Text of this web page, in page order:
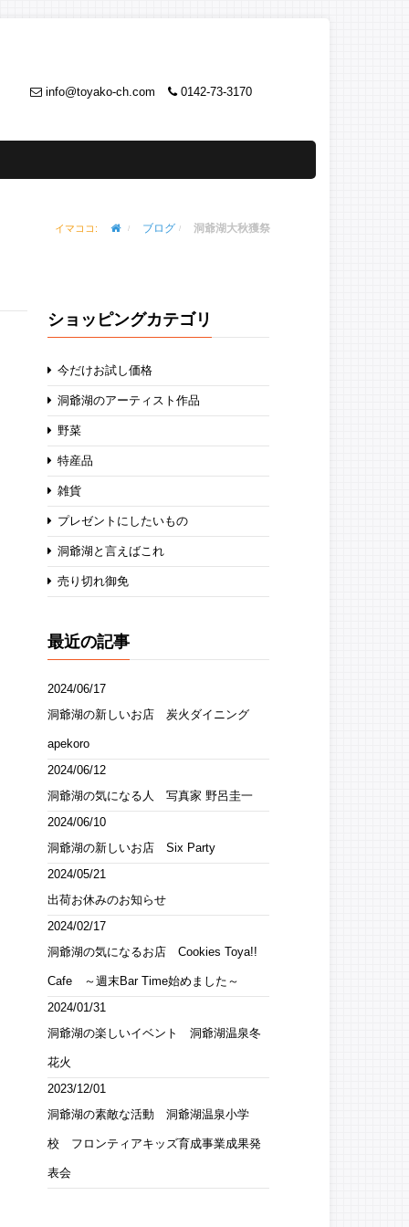
info@toyako-ch.com 0142-73-3170
イマココ: ブログ 洞爺湖大秋獲祭
ショッピングカテゴリ
今だけお試し価格
洞爺湖のアーティスト作品
野菜
特産品
雑貨
プレゼントにしたいもの
洞爺湖と言えばこれ
売り切れ御免
最近の記事
2024/06/17
洞爺湖の新しいお店 炭火ダイニング
apekoro
2024/06/12
洞爺湖の気になる人 写真家 野呂圭一
2024/06/10
洞爺湖の新しいお店 Six Party
2024/05/21
出荷お休みのお知らせ
2024/02/17
洞爺湖の気になるお店 Cookies Toya!!
Cafe ～週末Bar Time始めました～
2024/01/31
洞爺湖の楽しいイベント 洞爺湖温泉冬
花火
2023/12/01
洞爺湖の素敵な活動 洞爺湖温泉小学
校 フロンティアキッズ育成事業成果発
表会